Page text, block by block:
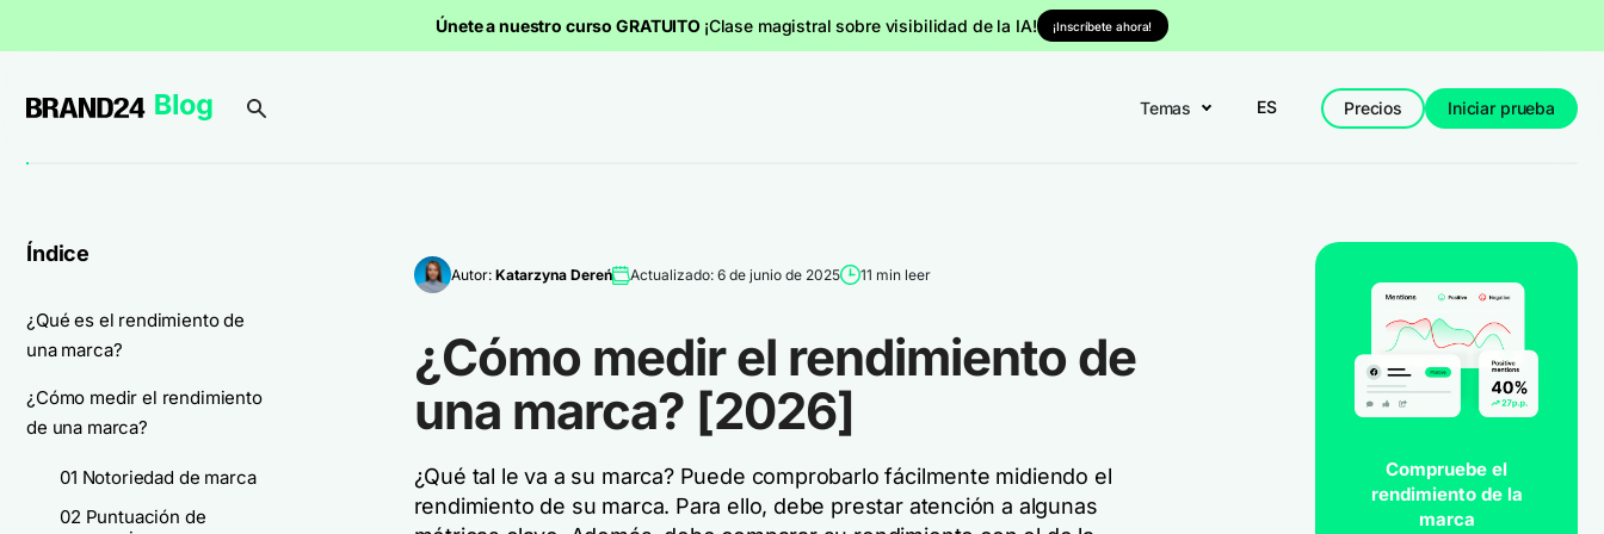
Únete a nuestro curso GRATUITO ¡Clase magistral sobre visibilidad de la IA! ¡Inscríbete ahora!
Temas ES Precios Iniciar prueba
Índice
¿Qué es el rendimiento de
una marca?
¿Cómo medir el rendimiento
de una marca?
01 Notoriedad de marca
02 Puntuación de
Autor: Katarzyna Dereń Actualizado: 6 de junio de 2025 11 min leer
¿Cómo medir el rendimiento de
una marca? [2026]
¿Qué tal le va a su marca? Puede comprobarlo fácilmente midiendo el
rendimiento de su marca. Para ello, debe prestar atención a algunas
Compruebe el
rendimiento de la
marca